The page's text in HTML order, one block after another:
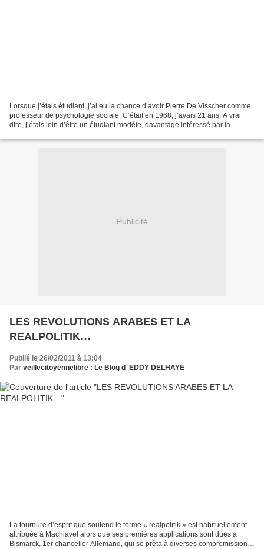
Lorsque j’étais étudiant, j’ai eu la chance d’avoir Pierre De Visscher comme
professeur de psychologie sociale. C’était en 1968, j’avais 21 ans. A vrai
dire, j’étais loin d’être un étudiant modèle, davantage intéressé par la
Publicité
LES REVOLUTIONS ARABES ET LA
REALPOLITIK…
Publié le 26/02/2011 à 13:04
Par veillecitoyennelibre : Le Blog d 'EDDY DELHAYE
La tournure d’esprit que soutend le terme « realpolitik » est habituellement
attribuée à Machiavel alors que ses premières applications sont dues à
Bismarck, 1er chancelier Allemand, qui se prêta à diverses compromissions